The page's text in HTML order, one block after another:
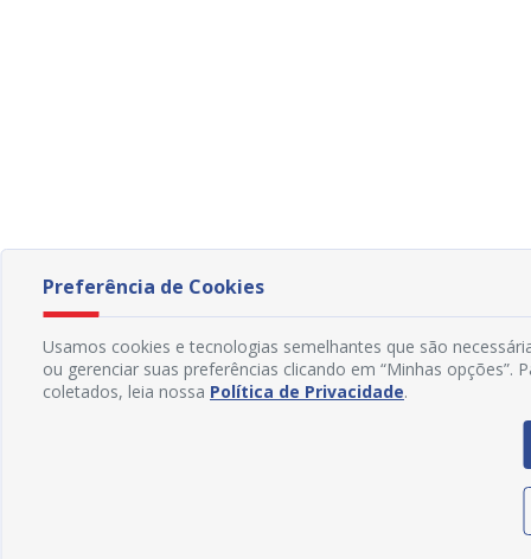
Preferência de Cookies
Usamos cookies e tecnologias semelhantes que são
ou gerenciar suas preferências clicando em “Minhas
coletados, leia nossa Política de Privacidade.